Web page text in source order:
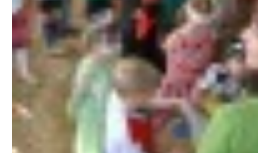
SVATÝ FLORIÁN
ODKAZY NA WWW.STRÁNKY
Kontakt
SDH Licomělice
538 03 Heřmanův Městec
Bankovní spojení:
224985128/0600